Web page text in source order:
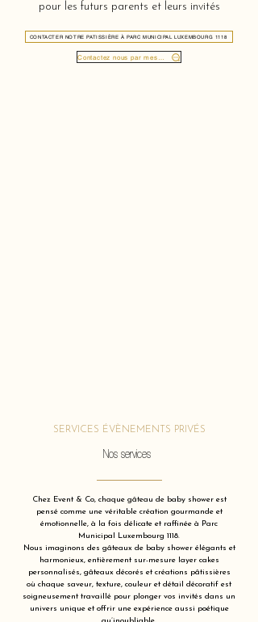
pour les futurs parents et leurs invités
CONTACTER NOTRE PATISSIÈRE À PARC MUNICIPAL LUXEMBOURG 1118
SERVICES ÉVÈNEMENTS PRIVÉS
Nos services
Chez Event & Co, chaque gâteau de baby shower est
pensé comme une véritable création gourmande et
émotionnelle, à la fois délicate et raffinée à Parc
Municipal Luxembourg 1118.
Nous imaginons des gâteaux de baby shower élégants et
harmonieux, entièrement sur-mesure layer cakes
personnalisés, gâteaux décorés et créations pâtissières
où chaque saveur, texture, couleur et détail décoratif est
soigneusement travaillé pour plonger vos invités dans un
univers unique et offrir une expérience aussi poétique